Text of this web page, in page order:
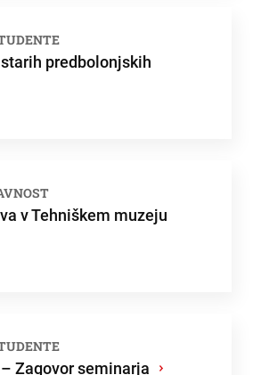
predbolonjskih
v Tehniškem muzeju
Zagovor seminarja ›